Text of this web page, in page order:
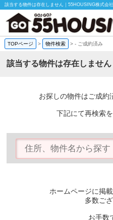
該当する物件は存在しません｜55HOUSING株式会社
TOPページ > 物件検索 >- ご成約済み
該当する物件は存在しません
お探しの物件はご成約
下記にて再検索
ホームページに掲
多数ござ
お手数